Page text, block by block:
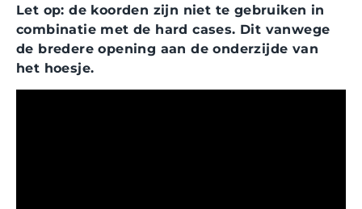
Let op: de koorden zijn niet te gebruiken in
combinatie met de hard cases. Dit vanwege
de bredere opening aan de onderzijde van
het hoesje.